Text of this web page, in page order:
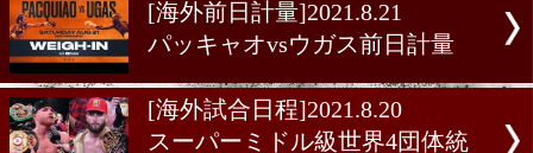
デラホーヤの公式戦復帰は
11日
[海外情報]2021.8.22